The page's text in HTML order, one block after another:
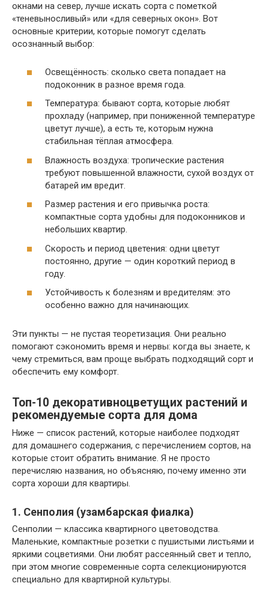
окнами на север, лучше искать сорта с пометкой
«теневыносливый» или «для северных окон». Вот
основные критерии, которые помогут сделать
осознанный выбор:
Освещённость: сколько света попадает на
подоконник в разное время года.
Температура: бывают сорта, которые любят
прохладу (например, при пониженной температуре
цветут лучше), а есть те, которым нужна
стабильная тёплая атмосфера.
Влажность воздуха: тропические растения
требуют повышенной влажности, сухой воздух от
батарей им вредит.
Размер растения и его привычка роста:
компактные сорта удобны для подоконников и
небольших квартир.
Скорость и период цветения: одни цветут
постоянно, другие — один короткий период в
году.
Устойчивость к болезням и вредителям: это
особенно важно для начинающих.
Эти пункты — не пустая теоретизация. Они реально
помогают сэкономить время и нервы: когда вы знаете, к
чему стремиться, вам проще выбрать подходящий сорт и
обеспечить ему комфорт.
Топ-10 декоративноцветущих растений и
рекомендуемые сорта для дома
Ниже — список растений, которые наиболее подходят
для домашнего содержания, с перечислением сортов, на
которые стоит обратить внимание. Я не просто
перечисляю названия, но объясняю, почему именно эти
сорта хороши для квартиры.
1. Сенполия (узамбарская фиалка)
Сенполии — классика квартирного цветоводства.
Маленькие, компактные розетки с пушистыми листьями и
яркими соцветиями. Они любят рассеянный свет и тепло,
при этом многие современные сорта селекционируются
специально для квартирной культуры.